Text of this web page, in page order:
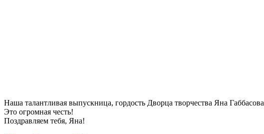
Наша талантливая выпускница, гордость Дворца творчества Яна Габбасова
Это огромная честь!
Поздравляем тебя, Яна!